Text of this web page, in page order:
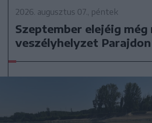
2026. augusztus 07., péntek
Szeptember elejéig még
veszélyhelyzet Parajdon